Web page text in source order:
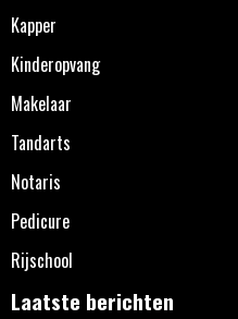
Kapper
Kinderopvang
Makelaar
Tandarts
Notaris
Pedicure
Rijschool
Laatste berichten